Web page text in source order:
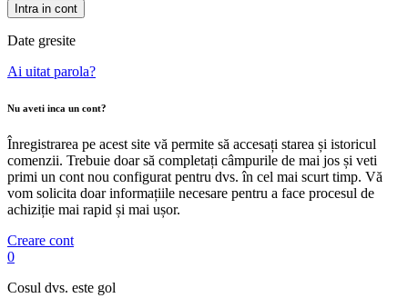
Intra in cont
Date gresite
Ai uitat parola?
Nu aveti inca un cont?
Înregistrarea pe acest site vă permite să accesați starea și istoricul
comenzii. Trebuie doar să completați câmpurile de mai jos și veti
primi un cont nou configurat pentru dvs. în cel mai scurt timp. Vă
vom solicita doar informațiile necesare pentru a face procesul de
achiziție mai rapid și mai ușor.
Creare cont
0
Cosul dvs. este gol